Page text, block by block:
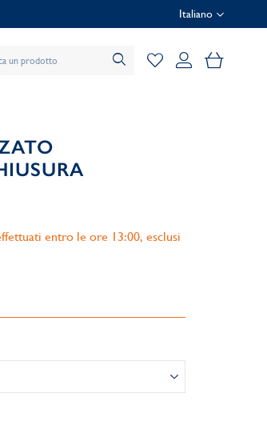
Italiano
Il mio
entro le ore 13:00, esclusi